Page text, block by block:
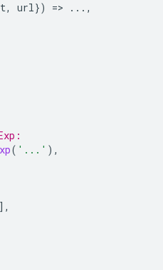
, url}) =>
...,
( '...' ),